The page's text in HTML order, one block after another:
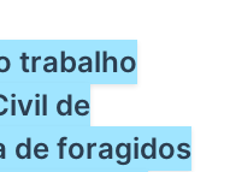
trabalho
de
de foragidos